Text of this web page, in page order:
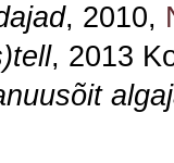
, 2010,
, 2013